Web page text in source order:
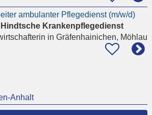
ambulanter Pflegedienst (m/w/d)
Hindtsche Krankenpflegedienst
in Gräfenhainichen, Möhlau
Anhalt